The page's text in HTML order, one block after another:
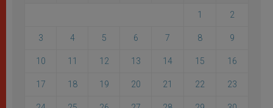
1 2
3 4 5 6 7 8 9
10 11 12 13 14 15 16
17 18 19 20 21 22 23